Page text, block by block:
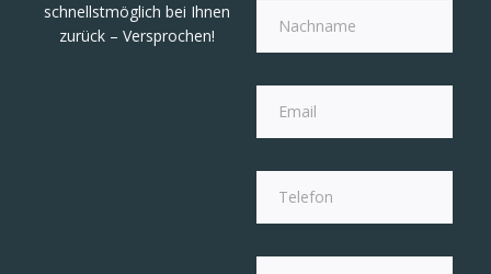
schnellstmöglich bei Ihnen
zurück – Versprochen!